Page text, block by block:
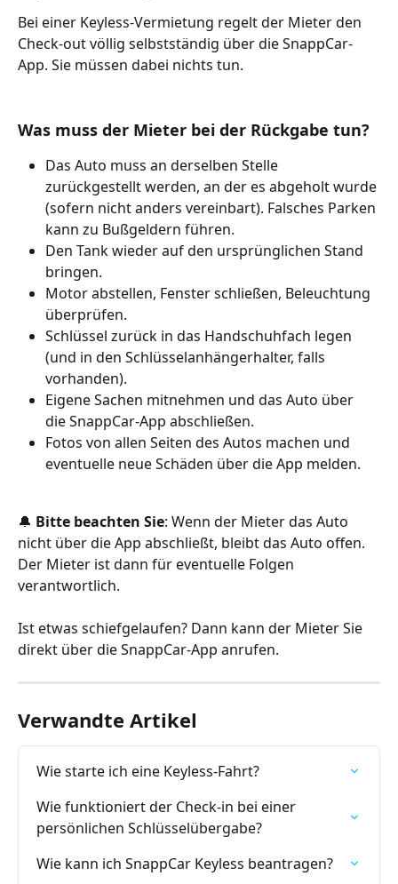
Bei einer Keyless-Vermietung regelt der Mieter den
Check-out völlig selbstständig über die SnappCar-
App. Sie müssen dabei nichts tun.
Was muss der Mieter bei der Rückgabe tun?
Das Auto muss an derselben Stelle
zurückgestellt werden, an der es abgeholt wurde
(sofern nicht anders vereinbart). Falsches Parken
kann zu Bußgeldern führen.
Den Tank wieder auf den ursprünglichen Stand
bringen.
Motor abstellen, Fenster schließen, Beleuchtung
überprüfen.
Schlüssel zurück in das Handschuhfach legen
(und in den Schlüsselanhängerhalter, falls
vorhanden).
Eigene Sachen mitnehmen und das Auto über
die SnappCar-App abschließen.
Fotos von allen Seiten des Autos machen und
eventuelle neue Schäden über die App melden.
🔔 Bitte beachten Sie: Wenn der Mieter das Auto
nicht über die App abschließt, bleibt das Auto offen.
Der Mieter ist dann für eventuelle Folgen
verantwortlich.
Ist etwas schiefgelaufen? Dann kann der Mieter Sie
direkt über die SnappCar-App anrufen.
Verwandte Artikel
Wie starte ich eine Keyless-Fahrt?
Wie funktioniert der Check-in bei einer
persönlichen Schlüsselübergabe?
Wie kann ich SnappCar Keyless beantragen?